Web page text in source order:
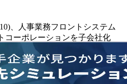
、人事業務フロントシステム
コーポレーションを子会社化